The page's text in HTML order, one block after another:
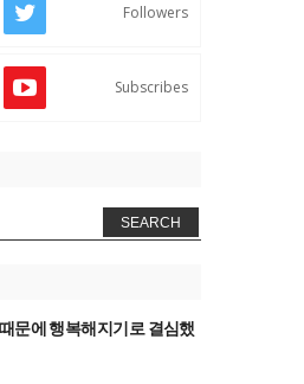
Followers
Subscribes
SEARCH
문에 행복해지기로 결심했